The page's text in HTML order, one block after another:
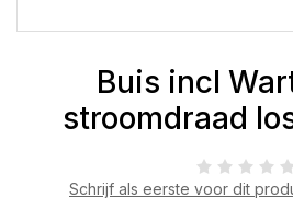
Buis incl
stroomdraad
Schrijf als eerste voor dit